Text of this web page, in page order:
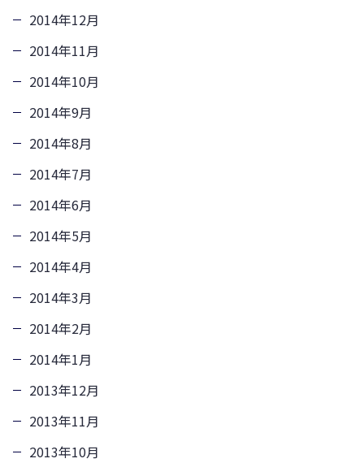
2014年12月
2014年11月
2014年10月
2014年9月
2014年8月
2014年7月
2014年6月
2014年5月
2014年4月
2014年3月
2014年2月
2014年1月
2013年12月
2013年11月
2013年10月